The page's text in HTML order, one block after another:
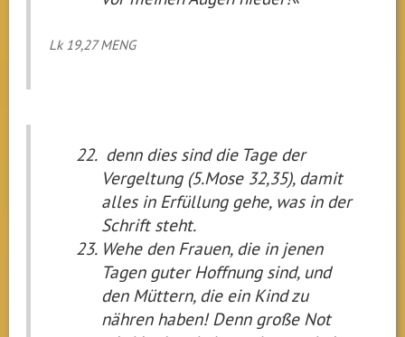
Lk 19,27 MENG
denn dies sind die Tage der
Vergeltung (5.Mose 32,35), damit
alles in Erfüllung gehe, was in der
Schrift steht.
Wehe den Frauen, die in jenen
Tagen guter Hoffnung sind, und
den Müttern, die ein Kind zu
nähren haben! Denn große Not